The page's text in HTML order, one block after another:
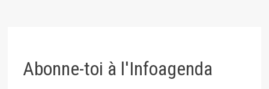
Abonne-toi à l'Infoagenda